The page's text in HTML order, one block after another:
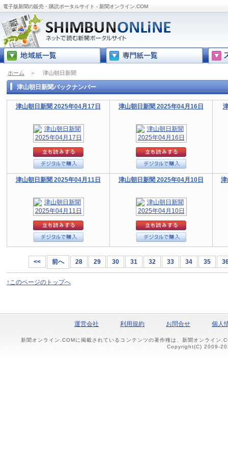
電子版新聞の販売・購読ポータルサイト - 新聞オンライン.COM
ホーム ＞ 津山朝日新聞
津山朝日新聞バックナンバー
津山朝日新聞 2025年04月17日 津山朝日新聞 2025年04月16日
津山朝日新聞 2025年04月11日 津山朝日新聞 2025年04月10日
<< 前へ 28 29 30 31 32 33 34 35
↑このページのトップへ
運営会社 利用規約 お問合せ 個人
新聞オンライン.COMに掲載されているコンテンツの著作権は、新聞オンライン
Copyright(C) 2009-